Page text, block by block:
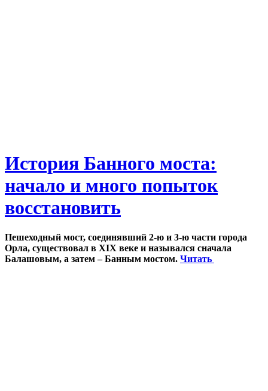
История Банного моста:
начало и много попыток
восстановить
Пешеходный мост, соединявший 2-ю и 3-ю части города
Орла, существовал в XIX веке и назывался сначала
Балашовым, а затем – Банным мостом. Читать